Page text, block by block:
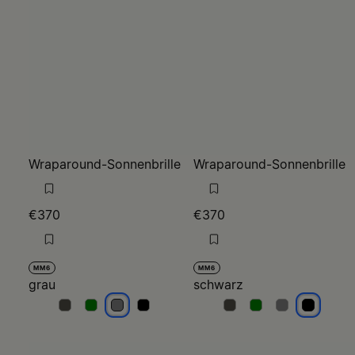
Wraparound-Sonnenbrille
€370
MM6
grau
graugraugraugrau
Wraparound-Sonnenbrille
€370
MM6
schwarz
schwarzschwarzschwarzschwarz